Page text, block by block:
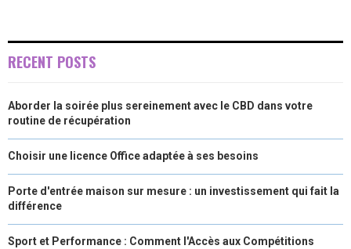
RECENT POSTS
Aborder la soirée plus sereinement avec le CBD dans votre
routine de récupération
Choisir une licence Office adaptée à ses besoins
Porte d'entrée maison sur mesure : un investissement qui fait la
différence
Sport et Performance : Comment l'Accès aux Compétitions